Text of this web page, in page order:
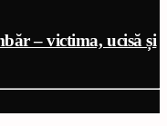
– victima, ucisă și